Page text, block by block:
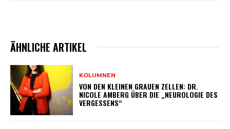
ÄHNLICHE ARTIKEL
KOLUMNEN
VON DEN KLEINEN GRAUEN ZELLEN: DR.
NICOLE AMBERG ÜBER DIE „NEUROLOGIE DES
VERGESSENS“